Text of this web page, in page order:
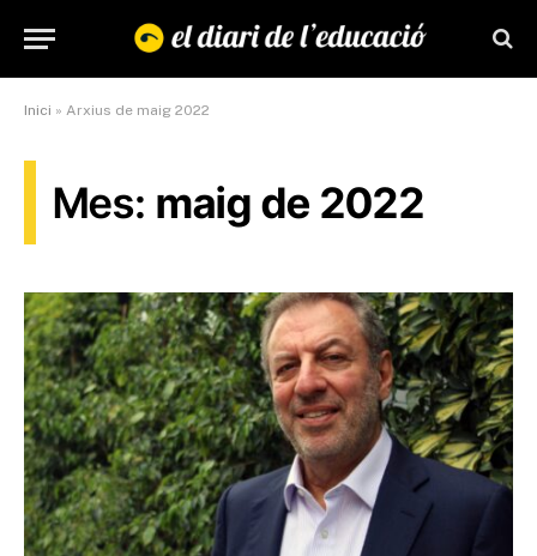
Inici » Arxius de maig 2022
Mes: maig de 2022